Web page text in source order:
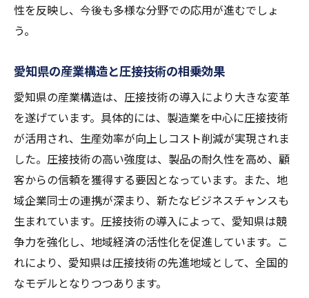
技術者のスキル向上が強度に与える影響
圧接技術者が直面する課題と解決策
圧接技術の強度を支える人材育成の未来
圧接技術の未来: 愛知県が最前線に立ち続ける理
由
愛知県が圧接技術の先進地域である理由
未来を見据えた圧接技術の研究開発
地域と企業が一体となった技術革新の取り
組み
圧接技術とデジタル技術の融合による新展
開
性を反映し、今後も多様な分野での応用が進むでしょ
う。
愛知県の産業構造と圧接技術の相乗効果
愛知県の産業構造は、圧接技術の導入により大きな変革
を遂げています。具体的には、製造業を中心に圧接技術
が活用され、生産効率が向上しコスト削減が実現されま
した。圧接技術の高い強度は、製品の耐久性を高め、顧
客からの信頼を獲得する要因となっています。また、地
域企業同士の連携が深まり、新たなビジネスチャンスも
生まれています。圧接技術の導入によって、愛知県は競
争力を強化し、地域経済の活性化を促進しています。こ
れにより、愛知県は圧接技術の先進地域として、全国的
なモデルとなりつつあります。